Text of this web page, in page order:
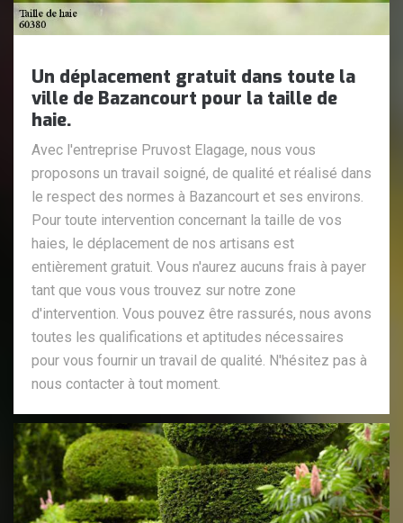
Un déplacement gratuit dans toute la
ville de Bazancourt pour la taille de
haie.
Avec l'entreprise Pruvost Elagage, nous vous
proposons un travail soigné, de qualité et réalisé dans
le respect des normes à Bazancourt et ses environs.
Pour toute intervention concernant la taille de vos
haies, le déplacement de nos artisans est
entièrement gratuit. Vous n'aurez aucuns frais à payer
tant que vous vous trouvez sur notre zone
d'intervention. Vous pouvez être rassurés, nous avons
toutes les qualifications et aptitudes nécessaires
pour vous fournir un travail de qualité. N'hésitez pas à
nous contacter à tout moment.